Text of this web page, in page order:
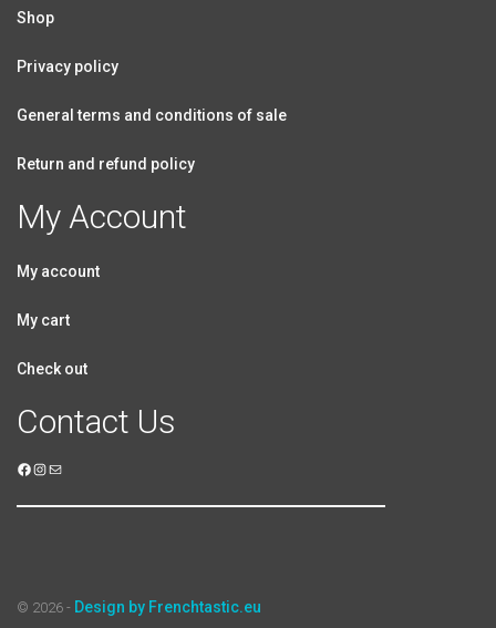
Shop
Privacy policy
General terms and conditions of sale
Return and refund policy
My Account
My account
My cart
Check out
Contact Us
© 2026 - Design by Frenchtastic.eu